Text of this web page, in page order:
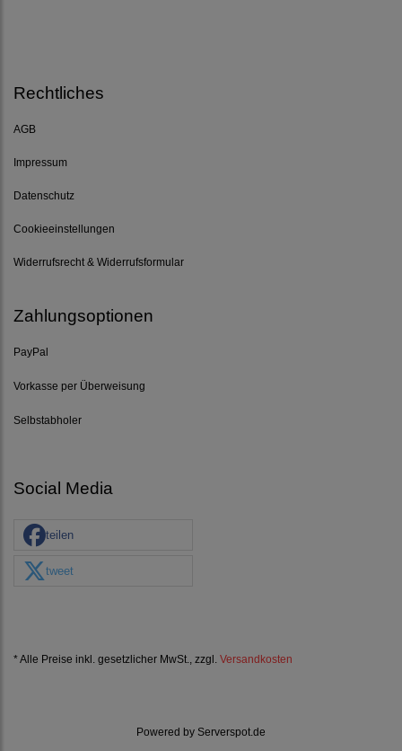
Rechtliches
AGB
Impressum
Datenschutz
Cookieeinstellungen
Widerrufsrecht & Widerrufsformular
Zahlungsoptionen
PayPal
Vorkasse per Überweisung
Selbstabholer
Social Media
teilen
tweet
* Alle Preise inkl. gesetzlicher MwSt., zzgl. Versandkosten
Powered by Serverspot.de